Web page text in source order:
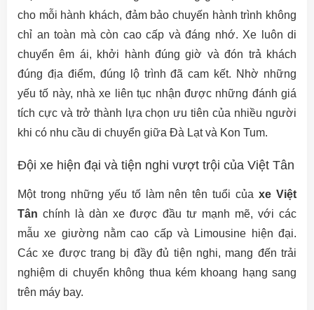
cho mỗi hành khách, đảm bảo chuyến hành trình không
chỉ an toàn mà còn cao cấp và đáng nhớ. Xe luôn di
chuyển êm ái, khởi hành đúng giờ và đón trả khách
đúng địa điểm, đúng lộ trình đã cam kết. Nhờ những
yếu tố này, nhà xe liên tục nhận được những đánh giá
tích cực và trở thành lựa chọn ưu tiên của nhiều người
khi có nhu cầu di chuyển giữa Đà Lạt và Kon Tum.
Đội xe hiện đại và tiện nghi vượt trội của Việt Tân
Một trong những yếu tố làm nên tên tuổi củaxe Việt
Tân chính là dàn xe được đầu tư mạnh mẽ, với các
mẫu xe giường nằm cao cấp và Limousine hiện đại.
Các xe được trang bị đầy đủ tiện nghi, mang đến trải
nghiệm di chuyển không thua kém khoang hạng sang
trên máy bay.